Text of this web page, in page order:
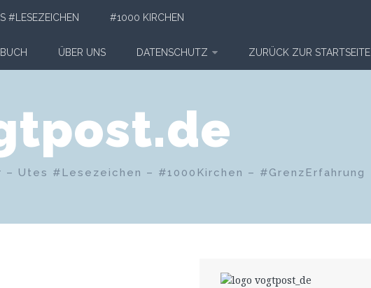
#LESEZEICHEN #1000 KIRCHEN
ÜBER UNS DATENSCHUTZ ZURÜCK ZUR STARTSEITE
Utes #Lesezeichen – #1000Kirchen – #GrenzErfahrung